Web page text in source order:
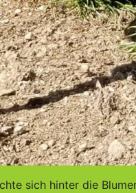
sich hinter die